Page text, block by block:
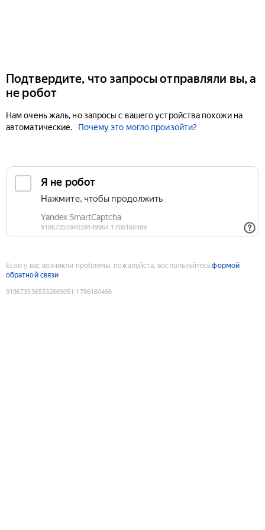
Подтвердите, что запросы отправляли вы, а
не робот
Нам очень жаль, но запросы с вашего устройства похожи на
автоматические.
Почему это могло произойти?
Если у вас возникли проблемы, пожалуйста, воспользуйтесьформой
обратной связи
9186735365332669051 :1786160466